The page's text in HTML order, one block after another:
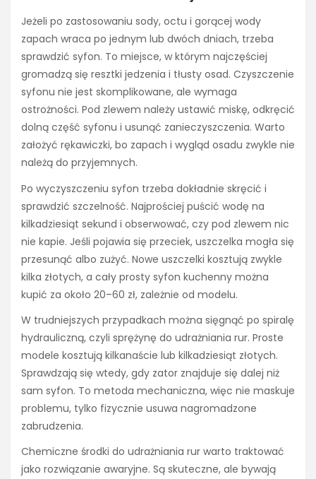
Jeżeli po zastosowaniu sody, octu i gorącej wody
zapach wraca po jednym lub dwóch dniach, trzeba
sprawdzić syfon. To miejsce, w którym najczęściej
gromadzą się resztki jedzenia i tłusty osad. Czyszczenie
syfonu nie jest skomplikowane, ale wymaga
ostrożności. Pod zlewem należy ustawić miskę, odkręcić
dolną część syfonu i usunąć zanieczyszczenia. Warto
założyć rękawiczki, bo zapach i wygląd osadu zwykle nie
należą do przyjemnych.
Po wyczyszczeniu syfon trzeba dokładnie skręcić i
sprawdzić szczelność. Najprościej puścić wodę na
kilkadziesiąt sekund i obserwować, czy pod zlewem nic
nie kapie. Jeśli pojawia się przeciek, uszczelka mogła się
przesunąć albo zużyć. Nowe uszczelki kosztują zwykle
kilka złotych, a cały prosty syfon kuchenny można
kupić za około 20–60 zł, zależnie od modelu.
W trudniejszych przypadkach można sięgnąć po spiralę
hydrauliczną, czyli sprężynę do udrażniania rur. Proste
modele kosztują kilkanaście lub kilkadziesiąt złotych.
Sprawdzają się wtedy, gdy zator znajduje się dalej niż
sam syfon. To metoda mechaniczna, więc nie maskuje
problemu, tylko fizycznie usuwa nagromadzone
zabrudzenia.
Chemiczne środki do udrażniania rur warto traktować
jako rozwiązanie awaryjne. Są skuteczne, ale bywają